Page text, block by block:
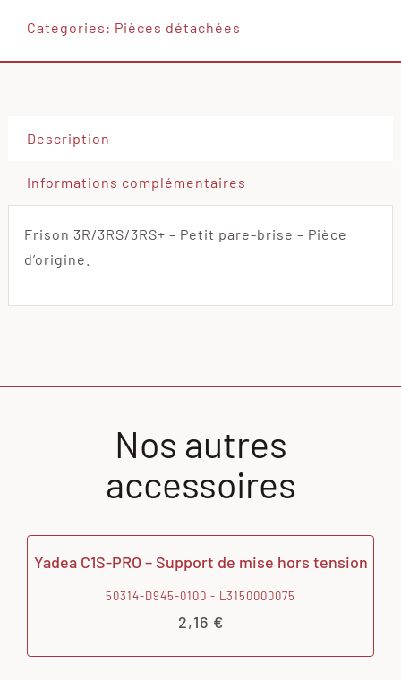
Categories: Pièces détachées
Description
Informations complémentaires
Frison 3R/3RS/3RS+ – Petit pare-brise – Pièce
d’origine.
Nos autres
accessoires
Yadea C1S-PRO – Support de mise hors tension
50314-D945-0100 - L3150000075
2,16 €